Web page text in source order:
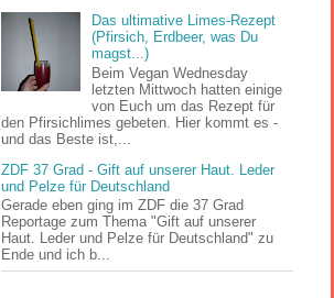
Das ultimative Limes-Rezept
(Pfirsich, Erdbeer, was Du
magst...)
Beim Vegan Wednesday
letzten Mittwoch hatten einige
von Euch um das Rezept für
den Pfirsichlimes gebeten. Hier kommt es -
und das Beste ist,...
ZDF 37 Grad - Gift auf unserer Haut. Leder
und Pelze für Deutschland
Gerade eben ging im ZDF die 37 Grad
Reportage zum Thema "Gift auf unserer
Haut. Leder und Pelze für Deutschland" zu
Ende und ich b...